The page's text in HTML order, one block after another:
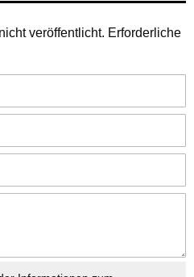
veröffentlicht. Erforderliche